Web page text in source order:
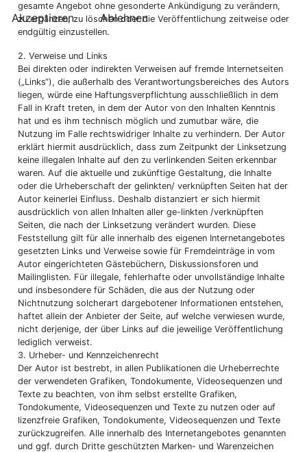
gesamte Angebot ohne gesonderte Ankündigung zu verändern,
zu ergänzen, zu löschen oder die Veröffentlichung zeitweise oder
endgültig einzustellen.
2. Verweise und Links
Bei direkten oder indirekten Verweisen auf fremde Internetseiten
(„Links“), die außerhalb des Verantwortungsbereiches des Autors
liegen, würde eine Haftungsverpflichtung ausschließlich in dem
Fall in Kraft treten, in dem der Autor von den Inhalten Kenntnis
hat und es ihm technisch möglich und zumutbar wäre, die
Nutzung im Falle rechtswidriger Inhalte zu verhindern. Der Autor
erklärt hiermit ausdrücklich, dass zum Zeitpunkt der Linksetzung
keine illegalen Inhalte auf den zu verlinkenden Seiten erkennbar
waren. Auf die aktuelle und zukünftige Gestaltung, die Inhalte
oder die Urheberschaft der gelinkten/ verknüpften Seiten hat der
Autor keinerlei Einfluss. Deshalb distanziert er sich hiermit
ausdrücklich von allen Inhalten aller ge-linkten /verknüpften
Seiten, die nach der Linksetzung verändert wurden. Diese
Feststellung gilt für alle innerhalb des eigenen Internetangebotes
gesetzten Links und Verweise sowie für Fremdeinträge in vom
Autor eingerichteten Gästebüchern, Diskussionsforen und
Mailinglisten. Für illegale, fehlerhafte oder unvollständige Inhalte
und insbesondere für Schäden, die aus der Nutzung oder
Nichtnutzung solcherart dargebotener Informationen entstehen,
haftet allein der Anbieter der Seite, auf welche verwiesen wurde,
nicht derjenige, der über Links auf die jeweilige Veröffentlichung
lediglich verweist.
3. Urheber- und Kennzeichenrecht
Der Autor ist bestrebt, in allen Publikationen die Urheberrechte
der verwendeten Grafiken, Tondokumente, Videosequenzen und
Texte zu beachten, von ihm selbst erstellte Grafiken,
Tondokumente, Videosequenzen und Texte zu nutzen oder auf
lizenzfreie Grafiken, Tondokumente, Videosequenzen und Texte
zurückzugreifen. Alle innerhalb des Internetangebotes genannten
und ggf. durch Dritte geschützten Marken- und Warenzeichen
Akzeptieren Ablehnen